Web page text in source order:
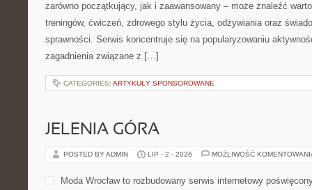
zarówno początkujący, jak i zaawansowany – może znaleźć
treningów, ćwiczeń, zdrowego stylu życia, odżywiania oraz
sprawności. Serwis koncentruje się na popularyzowaniu
zagadnienia związane z […]
CATEGORIES: ARTYKUŁY SPONSOROWANE
JELENIA GÓRA
POSTED BY ADMIN LIP - 2 - 2026 MOŻLIWOŚĆ
Moda Wrocław to rozbudowany serwis internetowy